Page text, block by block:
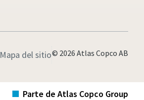
Mapa del sitio© 2026 Atlas Copco AB
Parte de Atlas Copco Group